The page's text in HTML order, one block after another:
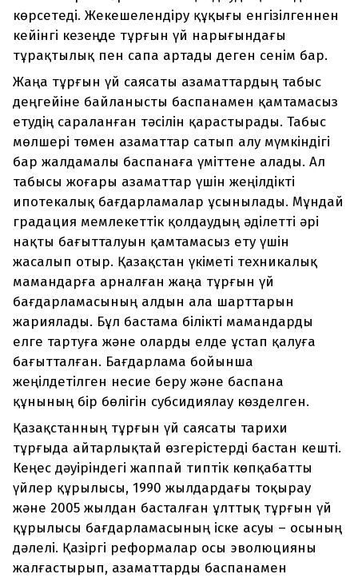
көрсетеді. Жекешелендіру құқығы енгізілгеннен
кейінгі кезеңде тұрғын үй нарығындағы
тұрақтылық пен сапа артады деген сенім бар.
Жаңа тұрғын үй саясаты азаматтардың табыс
деңгейіне байланысты баспанамен қамтамасыз
етудің сараланған тәсілін қарастырады. Табыс
мөлшері төмен азаматтар сатып алу мүмкіндігі
бар жалдамалы баспанаға үміттене алады. Ал
табысы жоғары азаматтар үшін жеңілдікті
ипотекалық бағдарламалар ұсынылады. Мұндай
градация мемлекеттік қолдаудың әділетті әрі
нақты бағытталуын қамтамасыз ету үшін
жасалып отыр. Қазақстан үкіметі техникалық
мамандарға арналған жаңа тұрғын үй
бағдарламасының алдын ала шарттарын
жариялады. Бұл бастама білікті мамандарды
елге тартуға және оларды елде ұстап қалуға
бағытталған. Бағдарлама бойынша
жеңілдетілген несие беру және баспана
құнының бір бөлігін субсидиялау көзделген.
Қазақстанның тұрғын үй саясаты тарихи
тұрғыда айтарлықтай өзгерістерді бастан кешті.
Кеңес дәуіріндегі жаппай типтік көпқабатты
үйлер құрылысы, 1990 жылдардағы тоқырау
және 2005 жылдан басталған ұлттық тұрғын үй
құрылысы бағдарламасының іске асуы – осының
дәлелі. Қазіргі реформалар осы эволюцияны
жалғастырып, азаматтарды баспанамен